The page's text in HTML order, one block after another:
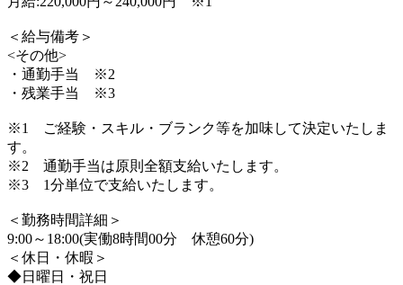
＜給与備考＞
<その他>
・通勤手当 ※2
・残業手当 ※3
※1 ご経験・スキル・ブランク等を加味して決定いたしま
す。
※2 通勤手当は原則全額支給いたします。
※3 1分単位で支給いたします。
＜勤務時間詳細＞
9:00～18:00(実働8時間00分 休憩60分)
＜休日・休暇＞
◆日曜日・祝日